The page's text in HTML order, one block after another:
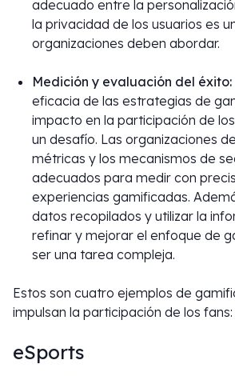
adecuado entre la
la privacidad de los usuarios es
organizaciones deben abordar.
Medición y evaluación del éxito:
eficacia de las estrategias de
impacto en la participación de
un desafío. Las organizaciones
métricas y los mecanismos de
adecuados para medir con
experiencias gamificadas.
datos recopilados y utilizar la
refinar y mejorar el enfoque de
ser una tarea compleja.
Estos son cuatro ejemplos de
impulsan la participación de los fans:
eSports